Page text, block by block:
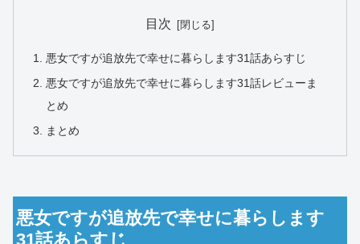
目次
悪女ですが追放先で幸せに暮らします31話あらすじ
悪女ですが追放先で幸せに暮らします31話レビューま
とめ
まとめ
悪女ですが追放先で幸せに暮らします
31話あらすじ